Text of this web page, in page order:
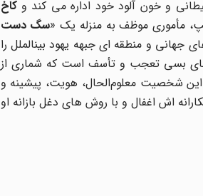
و خون آلود خود اداره می کند وکاخ
سگ دست
جهانی و منطقه ای جبهه یهود بینالملل را
جای بسی تعجب و تأسف است که شماری از
شخصیت معلوم‌الحال، هویت، پیشینه و
اش اغفال و با روش های دغل بازانه او